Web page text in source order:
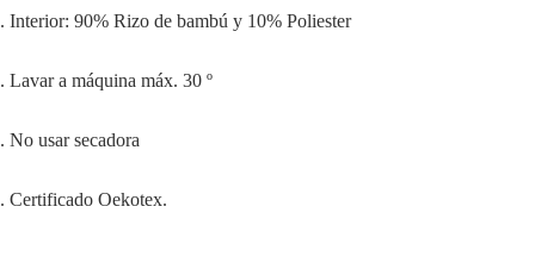
. Interior: 90% Rizo de bambú y 10% Poliester
. Lavar a máquina máx. 30 º
. No usar secadora
. Certificado Oekotex.